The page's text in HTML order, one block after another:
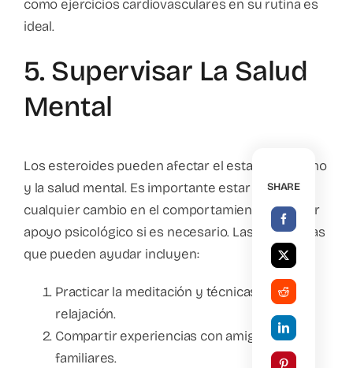
como ejercicios cardiovasculares en su rutina es
ideal.
5. Supervisar La Salud
Mental
Los esteroides pueden afectar el estado de ánimo
y la salud mental. Es importante estar atento a
cualquier cambio en el comportamiento y buscar
apoyo psicológico si es necesario. Las estrategias
que pueden ayudar incluyen:
Practicar la meditación y técnicas de
relajación.
Compartir experiencias con amigos o
familiares.
SHARE